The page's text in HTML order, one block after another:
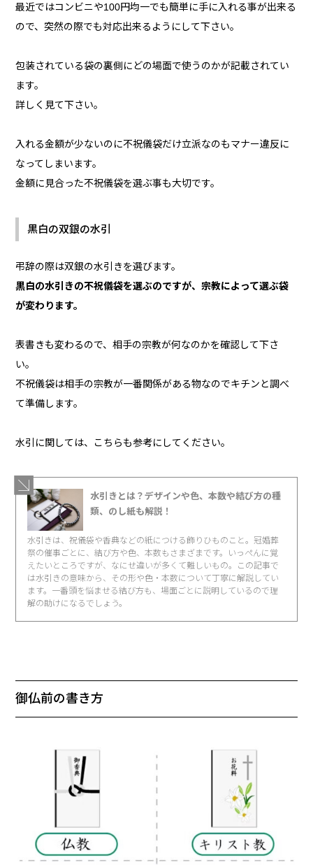
最近ではコンビニや100円均一でも簡単に手に入れる事が出来る
ので、突然の際でも対応出来るようにして下さい。
包装されている袋の裏側にどの場面で使うのかが記載されてい
ます。
詳しく見て下さい。
入れる金額が少ないのに不祝儀袋だけ立派なのもマナー違反に
なってしまいます。
金額に見合った不祝儀袋を選ぶ事も大切です。
黒白の双銀の水引
弔辞の際は双銀の水引きを選びます。
黒白の水引きの不祝儀袋を選ぶのですが、宗教によって選ぶ袋
が変わります。
表書きも変わるので、相手の宗教が何なのかを確認して下さ
い。
不祝儀袋は相手の宗教が一番関係がある物なのでキチンと調べ
て準備します。
水引に関しては、こちらも参考にしてください。
水引きとは？デザインや色、本数や結び方の種
類、のし紙も解説！
水引きは、祝儀袋や香典などの紙につける飾りひものこと。冠婚葬
祭の催事ごとに、結び方や色、本数もさまざまです。いっぺんに覚
えたいところですが、なにせ違いが多くて難しいもの。この記事で
は水引きの意味から、その形や色・本数について丁寧に解説してい
ます。一番頭を悩ませる結び方も、場面ごとに説明しているので理
解の助けになるでしょう。
御仏前の書き方